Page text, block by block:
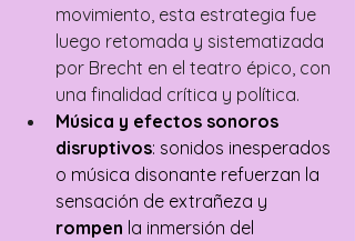
movimiento, esta estrategia fue
luego retomada y sistematizada
por Brecht en el teatro épico, con
una finalidad crítica y política.
Música y efectos sonoros
disruptivos: sonidos inesperados
o música disonante refuerzan la
sensación de extrañeza y
rompen la inmersión del